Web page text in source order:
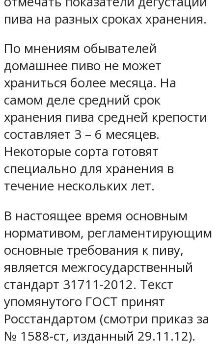
пива на разных сроках хранения.
По мнениям обывателей
домашнее пиво не может
храниться более месяца. На
самом деле средний срок
хранения пива средней крепости
составляет 3 – 6 месяцев.
Некоторые сорта готовят
специально для хранения в
течение нескольких лет.
В настоящее время основным
нормативом, регламентирующим
основные требования к пиву,
является межгосударственный
стандарт 31711-2012. Текст
упомянутого ГОСТ принят
Росстандартом (смотри приказ за
№ 1588-ст, изданный 29.11.12).